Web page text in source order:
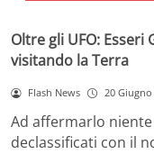
Oltre gli UFO:
visitando la Terra
Flash News 20 Giugno
Ad affermarlo niente
declassificati con il